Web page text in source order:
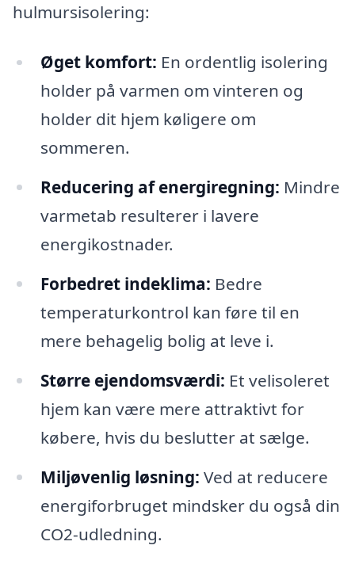
hulmursisolering:
Øget komfort: En ordentlig isolering
holder på varmen om vinteren og
holder dit hjem køligere om
sommeren.
Reducering af energiregning: Mindre
varmetab resulterer i lavere
energikostnader.
Forbedret indeklima: Bedre
temperaturkontrol kan føre til en
mere behagelig bolig at leve i.
Større ejendomsværdi: Et velisoleret
hjem kan være mere attraktivt for
købere, hvis du beslutter at sælge.
Miljøvenlig løsning: Ved at reducere
energiforbruget mindsker du også din
CO2-udledning.